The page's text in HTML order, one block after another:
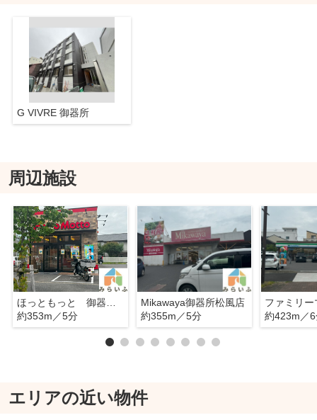
G VIVRE 御器所
周辺施設
約353m／5分
Mikawaya御器所松風店
約355m／5分
約423m／
エリアの近い物件